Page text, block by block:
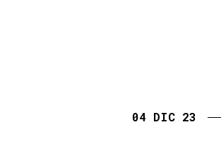
04 DIC 23